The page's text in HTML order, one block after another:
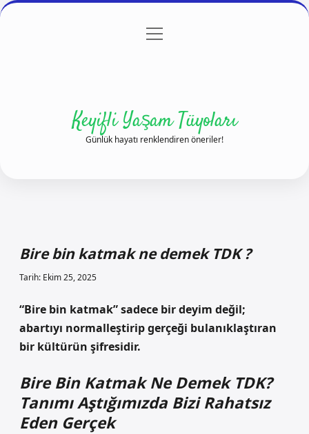
Gizlilik Politikası
menüyü
Keyifli Yaşam Tüyoları
Günlük hayatı renklendiren öneriler!
Bire bin katmak ne demek TDK ?
Tarih: Ekim 25, 2025
“Bire bin katmak” sadece bir deyim değil;
abartıyı normalleştirip gerçeği bulanıklaştıran
bir kültürün şifresidir.
Bire Bin Katmak Ne Demek TDK?
Tanımı Aştığımızda Bizi Rahatsız
Eden Gerçek